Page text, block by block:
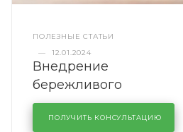
ПОЛЕЗНЫЕ СТАТЬИ
—
12.01.2024
Внедрение
бережливого
производства в
кузовном сервисе
ПОЛУЧИТЬ КОНСУЛЬТАЦИЮ